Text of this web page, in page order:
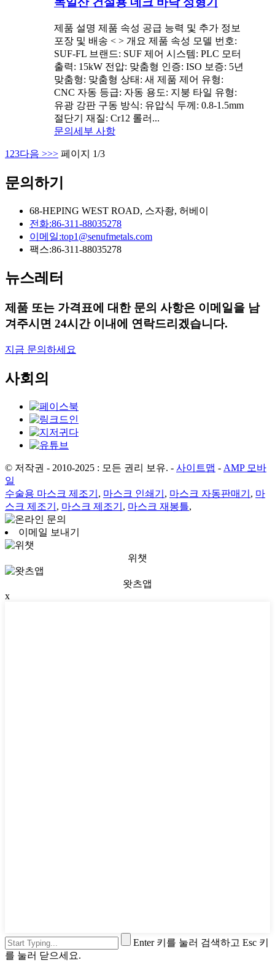
제품 설명 제품 속성 공급 능력 및 추가 정보
포장 및 배송 < > 개요 제품 속성 모델 번호:
SUF-FL 브랜드: SUF 제어 시스템: PLC 모터
출력: 15kW 전압: 맞춤형 인증: ISO 보증: 5년
맞춤형: 맞춤형 상태: 새 제품 제어 유형:
CNC 자동 등급: 자동 용도: 지붕 타일 유형:
유광 강판 구동 방식: 유압식 두께: 0.8-1.5mm
절단기 재질: Cr12 롤러...
문의 세부 사항
1 23다음 >>> 페이지 1/3
문의하기
68-HEPING WEST ROAD, 스자좡, 허베이
전화:86-311-88035278
이메일:top1@senufmetals.com
팩스:86-311-88035278
뉴스레터
제품 또는 가격표에 대한 문의 사항은 이메일을 남
겨주시면 24시간 이내에 연락드리겠습니다.
지금 문의하세요
사회의
© 저작권 - 2010-2025 : 모든 권리 보유. - 사이트맵 - AMP 모바
일
수술용 마스크 제조기 , 마스크 인쇄기 , 마스크 자동판매기 , 마
스크 제조기 , 마스크 제조기 , 마스크 재봉틀,
이메일 보내기
위챗
왓츠앱
x
Enter 키를 눌러 검색하고 Esc 키
를 눌러 닫으세요.